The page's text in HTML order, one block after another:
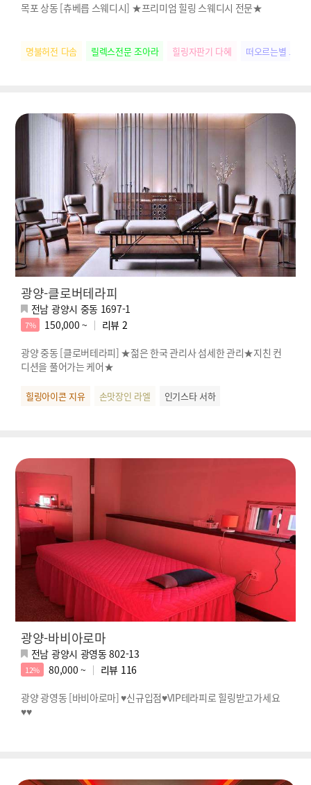
목포 상동 [츄베릅 스웨디시] ★프리미엄 힐링 스웨디시 전문★
명불허전 다솜 릴렉스전문 조아라 힐링자판기 다혜 떠오르는별 로리
광양-클로버테라피
전남 광양시 중동 1697-1
7% 150,000 ~ 리뷰 2
광양 중동 [클로버테라피] ★젊은 한국 관리사 섬세한 관리★지친 컨
디션을 풀어가는 케어★
힐링아이콘 지유 손맛장인 라엘 인기스타 서하
광양-바비아로마
전남 광양시 광영동 802-13
12% 80,000 ~ 리뷰 116
광양 광영동 [바비아로마] ♥신규입점♥VIP테라피로 힐링받고가세요
♥♥